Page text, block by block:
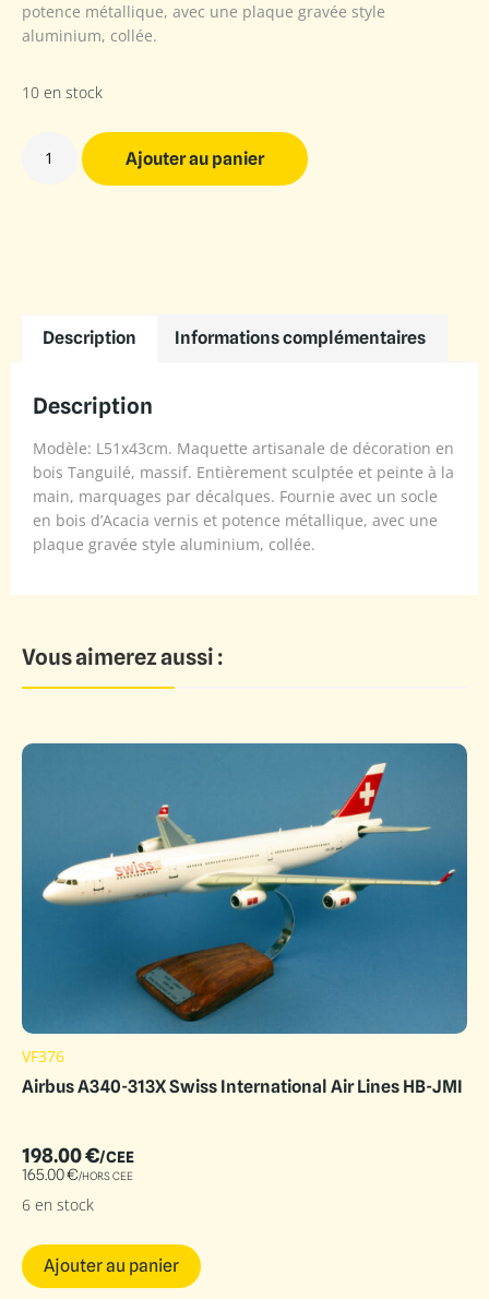
potence métallique, avec une plaque gravée style
aluminium, collée.
10 en stock
Ajouter au panier
Description Informations complémentaires
Description
Modèle: L51x43cm. Maquette artisanale de décoration en
bois Tanguilé, massif. Entièrement sculptée et peinte à la
main, marquages par décalques. Fournie avec un socle
en bois d’Acacia vernis et potence métallique, avec une
plaque gravée style aluminium, collée.
Vous aimerez aussi :
VF376
Airbus A340-313X Swiss International Air Lines HB-JMI
198.00€/CEE
165.00€/HORS CEE
6 en stock
Ajouter au panier